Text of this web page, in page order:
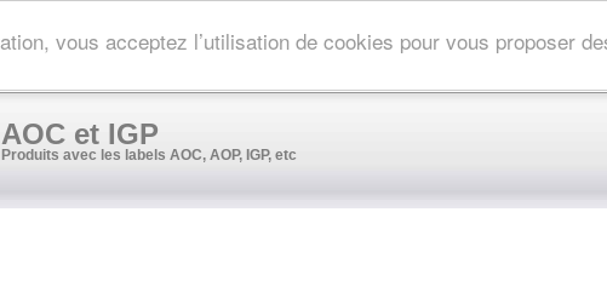
vous acceptez l’utilisation de cookies pour vous proposer
AOC et IGP
Produits avec les labels AOC, AOP, IGP, etc